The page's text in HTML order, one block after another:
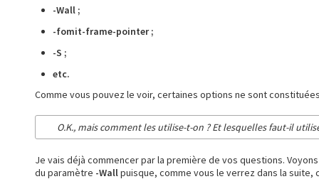
-Wall ;
-fomit-frame-pointer ;
-S ;
etc.
Comme vous pouvez le voir, certaines options ne sont
O.K., mais comment les utilise-t-on ? Et lesquelles faut-il
Je vais déjà commencer par la première de vos questions.
du paramètre -Wallpuisque, comme vous le verrez dans la